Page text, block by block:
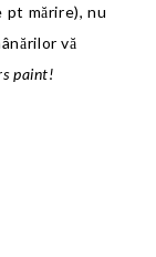
pt mărire), nu
vă
paint!